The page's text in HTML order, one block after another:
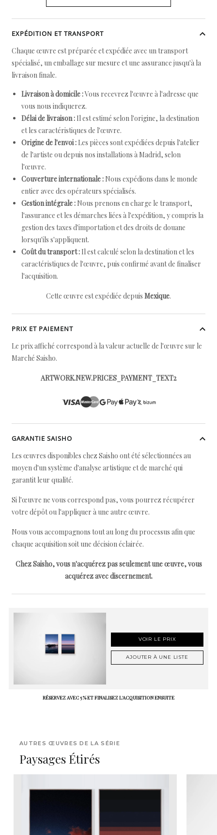
EXPÉDITION ET TRANSPORT
Chaque œuvre est préparée et expédiée avec un transport
spécialisé, un emballage sur mesure et une assurance jusqu'à la
livraison finale.
Livraison à domicile :Vous recevrez l'œuvre à l'adresse que
vous nous indiquerez.
Délai de livraison : Il est estimé selon l'origine, la destination
et les caractéristiques de l'œuvre.
Origine de l'envoi : Les pièces sont expédiées depuis l'atelier
de l'artiste ou depuis nos installations à Madrid, selon
l'œuvre.
Couverture internationale : Nous expédions dans le monde
entier avec des opérateurs spécialisés.
Gestion intégrale : Nous prenons en charge le transport,
l'assurance et les démarches liées à l'expédition, y compris la
gestion des taxes d'importation et des droits de douane
lorsqu'ils s'appliquent.
Coût du transport : Il est calculé selon la destination et les
caractéristiques de l'œuvre, puis confirmé avant de finaliser
l'acquisition.
Cette œuvre est expédiée depuis Mexique.
PRIX ET PAIEMENT
Le prix affiché correspond à la valeur actuelle de l'œuvre sur le
Marché Saisho.
ARTWORK.NEW.PRICES_PAYMENT_TEXT2
GARANTIE SAISHO
Les œuvres disponibles chez Saisho ont été sélectionnées au
moyen d'un système d'analyse artistique et de marché qui
garantit leur qualité.
Si l'œuvre ne vous correspond pas, vous pourrez récupérer
votre dépôt ou l'appliquer à une autre œuvre.
Nous vous accompagnons tout au long du processus afin que
chaque acquisition soit une décision éclairée.
Chez Saisho, vous n'acquérez pas seulement une œuvre, vous
acquérez avec discernement.
VOIR LE PRIX
AJOUTER À UNE LISTE
RÉSERVEZ AVEC 5 % ET FINALISEZ L'ACQUISITION ENSUITE
AUTRES ŒUVRES DE LA SÉRIE
Paysages Étirés